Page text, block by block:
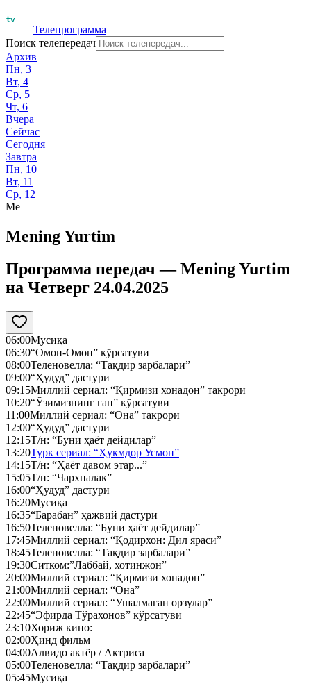
Телепрограмма
Поиск телепередач
Архив
Пн, 3
Вт, 4
Ср, 5
Чт, 6
Вчера
Сейчас
Сегодня
Завтра
Пн, 10
Вт, 11
Ср, 12
Me
Mening Yurtim
Программа передач —Mening Yurtim
на Четверг 24.04.2025
06:00Мусиқа
06:30“Омон-Омон” кўрсатуви
08:00Теленовелла: “Тақдир зарбалари”
09:00“Ҳудуд” дастури
09:15Миллий сериал: “Қирмизи хонадон” такрори
10:20“Ўзимизнинг гап” кўрсатуви
11:00Миллий сериал: “Она” такрори
12:00“Ҳудуд” дастури
12:15Т/н: “Буни ҳаёт дейдилар”
13:20Турк сериал: “Ҳукмдор Усмон”
14:15Т/н: “Ҳаёт давом этар...”
15:05Т/н: “Чархпалак”
16:00“Ҳудуд” дастури
16:20Мусиқа
16:35“Барабан” ҳажвий дастури
16:50Теленовелла: “Буни ҳаёт дейдилар”
17:45Миллий сериал: “Қодирхон: Дил яраси”
18:45Теленовелла: “Тақдир зарбалари”
19:30Ситком:”Лаббай, хотинжон”
20:00Миллий сериал: “Қирмизи хонадон”
21:00Миллий сериал: “Она”
22:00Миллий сериал: “Ушалмаган орзулар”
22:45“Эфирда Тўрахонов” кўрсатуви
23:10Хориж кино:
02:00Ҳинд фильм
04:00Алвидо актёр / Актриса
05:00Теленовелла: “Тақдир зарбалари”
05:45Мусиқа